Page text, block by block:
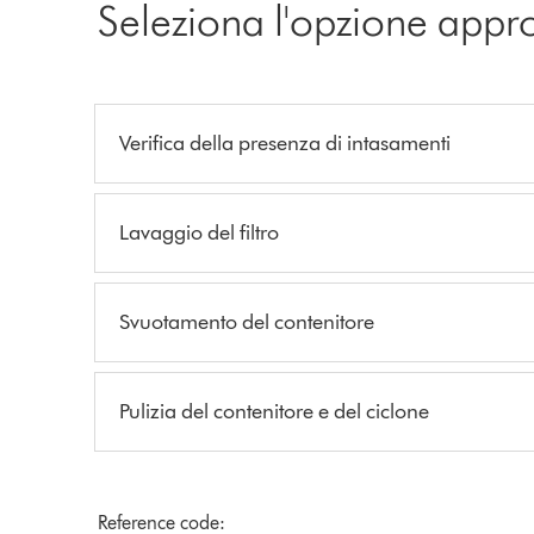
Seleziona l'opzione
Verifica della presenza di intasamenti
Lavaggio del filtro
Svuotamento del contenitore
Pulizia del contenitore e del ciclone
Reference code: